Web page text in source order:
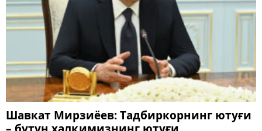
Шавкат Мирзиёев: Тадбиркорнинг ютуғи